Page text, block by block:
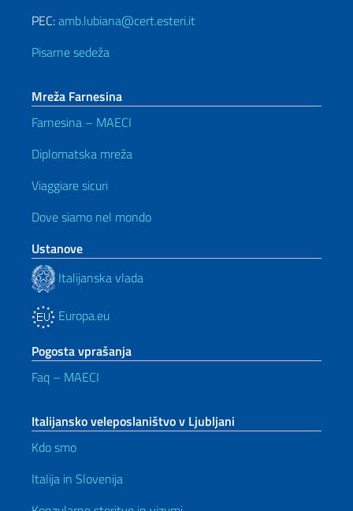
PEC:amb.lubiana@cert.esteri.it
Pisarne sedeža
Mreža Farnesina
Farnesina – MAECI
Diplomatska mreža
Viaggiare sicuri
Dove siamo nel mondo
Ustanove
Italijanska vlada
Europa.eu
Pogosta vprašanja
Faq – MAECI
Italijansko veleposlaništvo v Ljubljani
Kdo smo
Italija in Slovenija